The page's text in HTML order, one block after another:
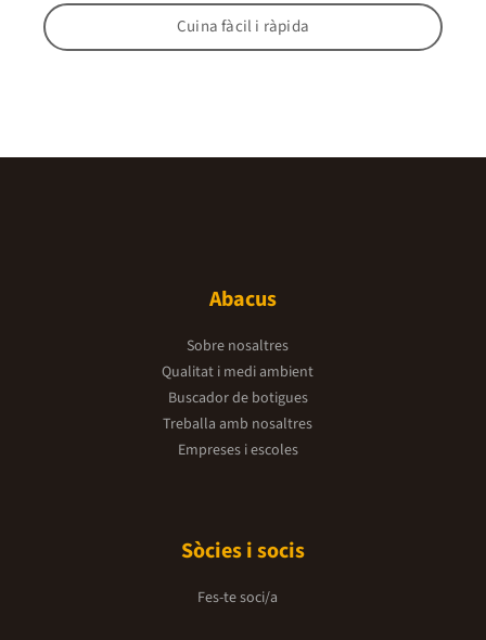
Cuina fàcil i ràpida
Abacus
Sobre nosaltres
Qualitat i medi ambient
Buscador de botigues
Treballa amb nosaltres
Empreses i escoles
Sòcies i socis
Fes-te soci/a